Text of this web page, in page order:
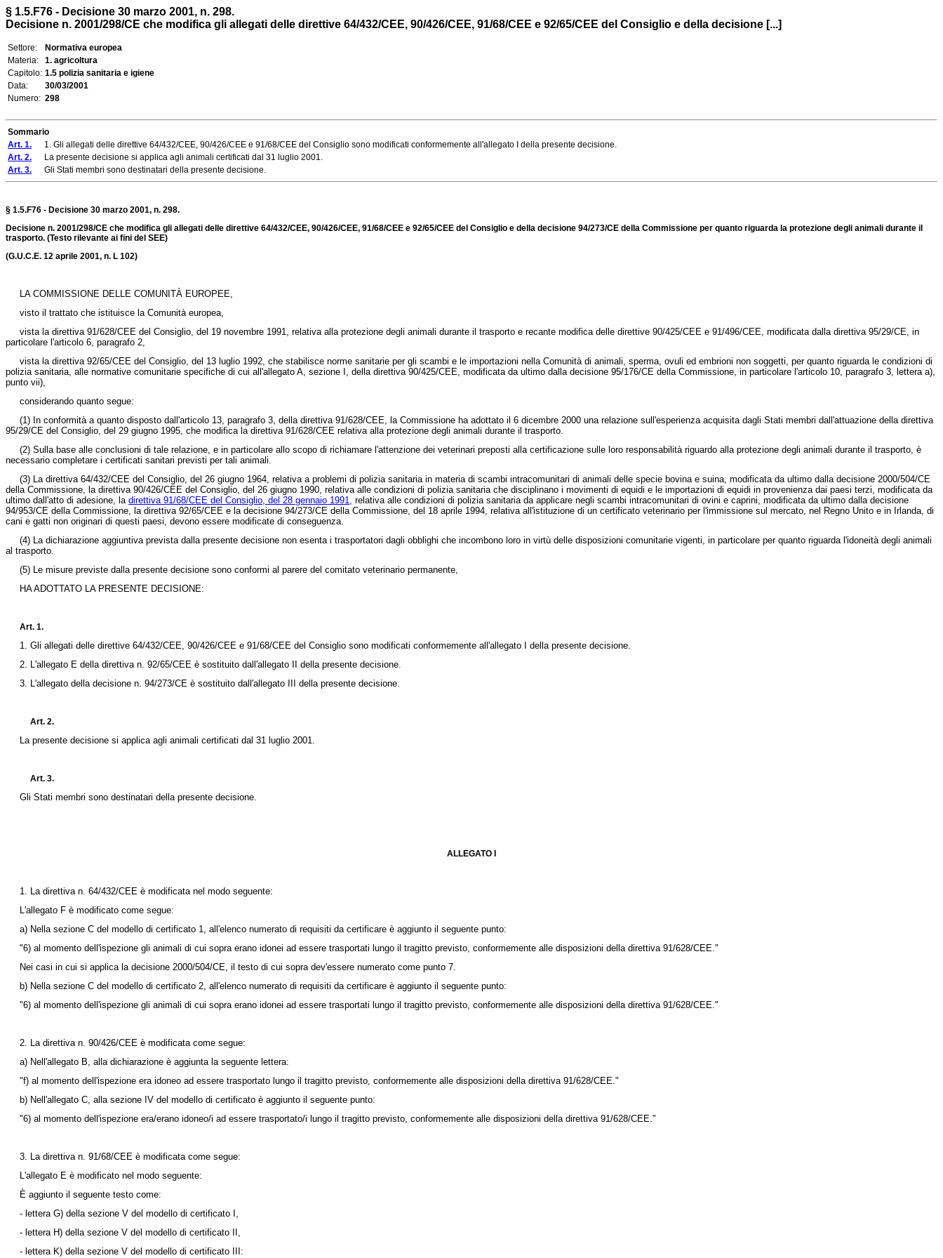
§ 1.5.F76 - Decisione 30 marzo 2001, n. 298.
Decisione n. 2001/298/CE che modifica gli allegati delle direttive 64/432/CEE, 90/426/CEE, 91/68/CEE e 92/65/CEE del Consiglio e della decisione [...]
Settore:
Normativa europea
Materia:
1. agricoltura
Capitolo: 1.5 polizia sanitaria e igiene
Data:
30/03/2001
Numero: 298
Sommario
Art. 1. 1. Gli allegati delle direttive 64/432/CEE, 90/426/CEE e 91/68/CEE del Consiglio sono modificati conformemente all'allegato I della presente decisione.
Art. 2. La presente decisione si applica agli animali certificati dal 31 luglio 2001.
Art. 3. Gli Stati membri sono destinatari della presente decisione.
§ 1.5.F76 - Decisione 30 marzo 2001, n. 298.
Decisione n. 2001/298/CE che modifica gli allegati delle direttive 64/432/CEE, 90/426/CEE, 91/68/CEE e 92/65/CEE del Consiglio e della decisione 94/273/CE della Commissione per quanto riguarda la protezione degli animali durante il
trasporto. (Testo rilevante ai fini del SEE)
(G.U.C.E. 12 aprile 2001, n. L 102)
LA COMMISSIONE DELLE COMUNITÀ EUROPEE,
visto il trattato che istituisce la Comunità europea,
vista la direttiva 91/628/CEE del Consiglio, del 19 novembre 1991, relativa alla protezione degli animali durante il trasporto e recante modifica delle direttive 90/425/CEE e 91/496/CEE, modificata dalla direttiva 95/29/CE, in
particolare l'articolo 6, paragrafo 2,
vista la direttiva 92/65/CEE del Consiglio, del 13 luglio 1992, che stabilisce norme sanitarie per gli scambi e le importazioni nella Comunità di animali, sperma, ovuli ed embrioni non soggetti, per quanto riguarda le condizioni di
polizia sanitaria, alle normative comunitarie specifiche di cui all'allegato A, sezione I, della direttiva 90/425/CEE, modificata da ultimo dalla decisione 95/176/CE della Commissione, in particolare l'articolo 10, paragrafo 3, lettera a),
punto vii),
considerando quanto segue:
(1) In conformità a quanto disposto dall'articolo 13, paragrafo 3, della direttiva 91/628/CEE, la Commissione ha adottato il 6 dicembre 2000 una relazione sull'esperienza acquisita dagli Stati membri dall'attuazione della direttiva
95/29/CE del Consiglio, del 29 giugno 1995, che modifica la direttiva 91/628/CEE relativa alla protezione degli animali durante il trasporto.
(2) Sulla base alle conclusioni di tale relazione, e in particolare allo scopo di richiamare l'attenzione dei veterinari preposti alla certificazione sulle loro responsabilità riguardo alla protezione degli animali durante il trasporto, è
necessario completare i certificati sanitari previsti per tali animali.
(3) La direttiva 64/432/CEE del Consiglio, del 26 giugno 1964, relativa a problemi di polizia sanitaria in materia di scambi intracomunitari di animali delle specie bovina e suina, modificata da ultimo dalla decisione 2000/504/CE
della Commissione, la direttiva 90/426/CEE del Consiglio, del 26 giugno 1990, relativa alle condizioni di polizia sanitaria che disciplinano i movimenti di equidi e le importazioni di equidi in provenienza dai paesi terzi, modificata da
ultimo dall'atto di adesione, la direttiva 91/68/CEE del Consiglio, del 28 gennaio 1991, relativa alle condizioni di polizia sanitaria da applicare negli scambi intracomunitari di ovini e caprini, modificata da ultimo dalla decisione
94/953/CE della Commissione, la direttiva 92/65/CEE e la decisione 94/273/CE della Commissione, del 18 aprile 1994, relativa all'istituzione di un certificato veterinario per l'immissione sul mercato, nel Regno Unito e in Irlanda, di
cani e gatti non originari di questi paesi, devono essere modificate di conseguenza.
(4) La dichiarazione aggiuntiva prevista dalla presente decisione non esenta i trasportatori dagli obblighi che incombono loro in virtù delle disposizioni comunitarie vigenti, in particolare per quanto riguarda l'idoneità degli animali
al trasporto.
(5) Le misure previste dalla presente decisione sono conformi al parere del comitato veterinario permanente,
HA ADOTTATO LA PRESENTE DECISIONE:
Art. 1.
1. Gli allegati delle direttive 64/432/CEE, 90/426/CEE e 91/68/CEE del Consiglio sono modificati conformemente all'allegato I della presente decisione.
2. L'allegato E della direttiva n. 92/65/CEE è sostituito dall'allegato II della presente decisione.
3. L'allegato della decisione n. 94/273/CE è sostituito dall'allegato III della presente decisione.
Art. 2.
La presente decisione si applica agli animali certificati dal 31 luglio 2001.
Art. 3.
Gli Stati membri sono destinatari della presente decisione.
ALLEGATO I
1. La direttiva n. 64/432/CEE è modificata nel modo seguente:
L'allegato F è modificato come segue:
a) Nella sezione C del modello di certificato 1, all'elenco numerato di requisiti da certificare è aggiunto il seguente punto:
"6) al momento dell'ispezione gli animali di cui sopra erano idonei ad essere trasportati lungo il tragitto previsto, conformemente alle disposizioni della direttiva 91/628/CEE."
Nei casi in cui si applica la decisione 2000/504/CE, il testo di cui sopra dev'essere numerato come punto 7.
b) Nella sezione C del modello di certificato 2, all'elenco numerato di requisiti da certificare è aggiunto il seguente punto:
"6) al momento dell'ispezione gli animali di cui sopra erano idonei ad essere trasportati lungo il tragitto previsto, conformemente alle disposizioni della direttiva 91/628/CEE."
2. La direttiva n. 90/426/CEE è modificata come segue:
a) Nell'allegato B, alla dichiarazione è aggiunta la seguente lettera:
"f) al momento dell'ispezione era idoneo ad essere trasportato lungo il tragitto previsto, conformemente alle disposizioni della direttiva 91/628/CEE."
b) Nell'allegato C, alla sezione IV del modello di certificato è aggiunto il seguente punto:
"6) al momento dell'ispezione era/erano idoneo/i ad essere trasportato/i lungo il tragitto previsto, conformemente alle disposizioni della direttiva 91/628/CEE."
3. La direttiva n. 91/68/CEE è modificata come segue:
L'allegato E è modificato nel modo seguente:
È aggiunto il seguente testo come:
- lettera G) della sezione V del modello di certificato I,
- lettera H) della sezione V del modello di certificato II,
- lettera K) della sezione V del modello di certificato III: